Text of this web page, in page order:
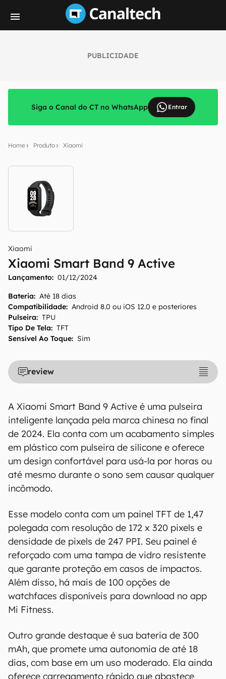
PUBLICIDADE
Siga o Canal do CT no WhatsApp Entrar
Home Produto Xiaomi
Xiaomi
Xiaomi Smart Band 9 Active
Lançamento: 01/12/2024
Bateria: Até 18 dias
Compatibilidade: Android 8.0 ou iOS 12.0 e posteriores
Pulseira: TPU
Tipo De Tela: TFT
Sensível Ao Toque: Sim
review
A Xiaomi Smart Band 9 Active é uma pulseira
inteligente lançada pela marca chinesa no final
de 2024. Ela conta com um acabamento simples
em plástico com pulseira de silicone e oferece
um design confortável para usá-la por horas ou
até mesmo durante o sono sem causar qualquer
incômodo.
Esse modelo conta com um painel TFT de 1,47
polegada com resolução de 172 x 320 pixels e
densidade de pixels de 247 PPI. Seu painel é
reforçado com uma tampa de vidro resistente
que garante proteção em casos de impactos.
Além disso, há mais de 100 opções de
watchfaces disponíveis para download no app
Mi Fitness.
Outro grande destaque é sua bateria de 300
mAh, que promete uma autonomia de até 18
dias, com base em um uso moderado. Ela ainda
oferece carregamento rápido que abastece
O Canaltech mantém esforço constante para
encontrar e manter atualizadas as
informações presentes em nossas fichas